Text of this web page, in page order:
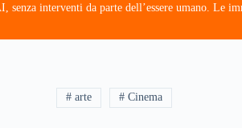
interventi da parte dell’essere umano. Le
# arte # Cinema